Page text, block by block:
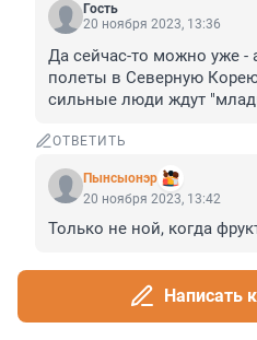
Гость
20 ноября 2023, 13:36
Да сейчас-то можно уже -
полеты в Северную
сильные люди ждут
ОТВЕТИТЬ
Пынсыонэр
20 ноября 2023, 13:42
Только не ной, когда
ОТВЕТИТЬ
20 ноября 2023, 13:54
Написать